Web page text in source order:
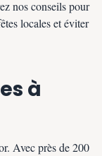
nos conseils pour
locales et éviter
à
Avec près de 200